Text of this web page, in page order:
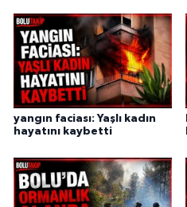
yangın faciası: Yaşlı kadın
hayatını kaybetti